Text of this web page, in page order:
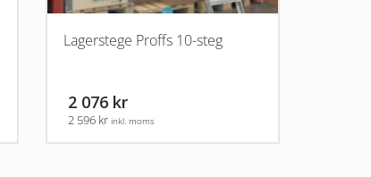
Lagerstege Proffs 10-steg
2 076 kr
2 596 kr inkl. moms